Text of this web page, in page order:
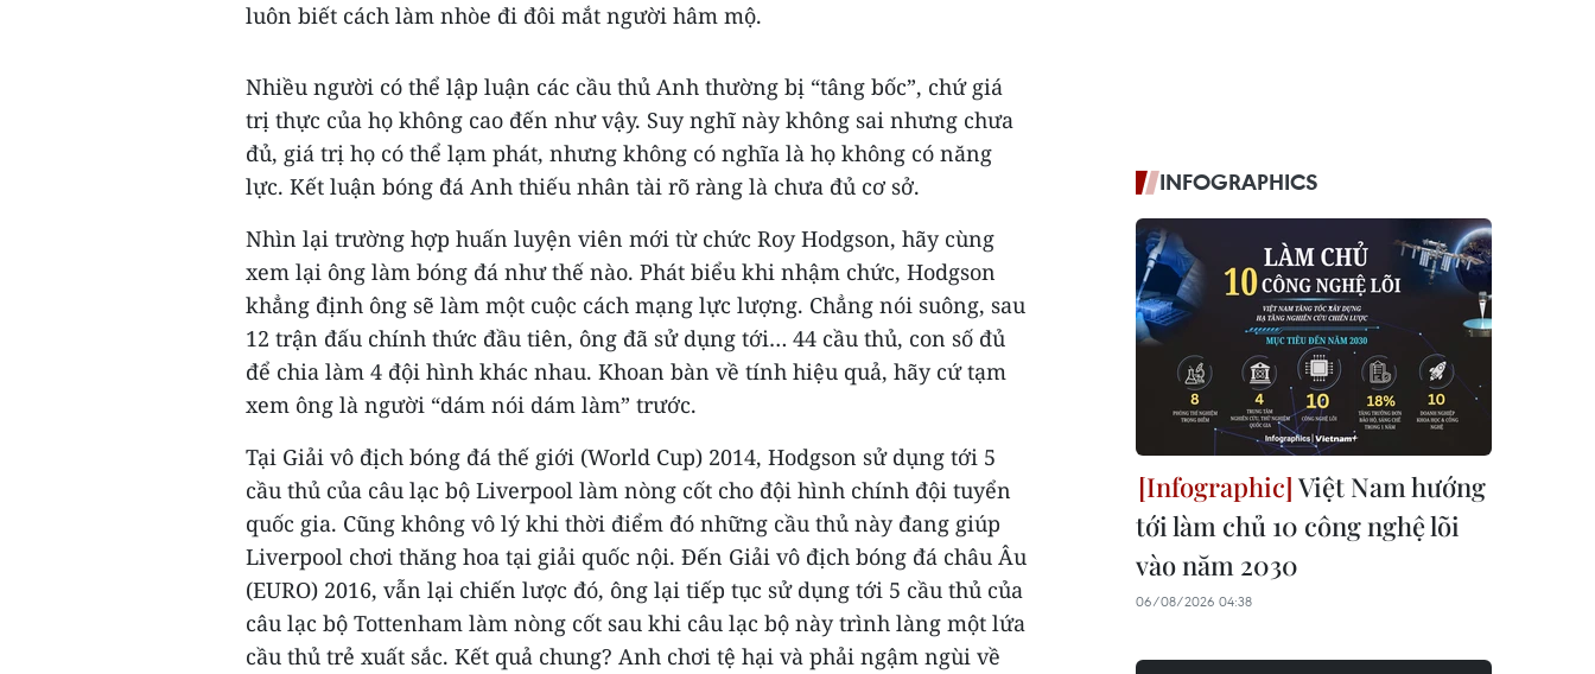
luôn biết cách làm nhòe đi đôi mắt người hâm mộ.
Nhiều người có thể lập luận các cầu thủ Anh thường bị “tâng bốc”, chứ giá
trị thực của họ không cao đến như vậy. Suy nghĩ này không sai nhưng chưa
đủ, giá trị họ có thể lạm phát, nhưng không có nghĩa là họ không có năng
lực. Kết luận bóng đá Anh thiếu nhân tài rõ ràng là chưa đủ cơ sở.
Nhìn lại trường hợp huấn luyện viên mới từ chức Roy Hodgson, hãy cùng
xem lại ông làm bóng đá như thế nào. Phát biểu khi nhậm chức, Hodgson
khẳng định ông sẽ làm một cuộc cách mạng lực lượng. Chẳng nói suông, sau
12 trận đấu chính thức đầu tiên, ông đã sử dụng tới… 44 cầu thủ, con số đủ
để chia làm 4 đội hình khác nhau. Khoan bàn về tính hiệu quả, hãy cứ tạm
xem ông là người “dám nói dám làm” trước.
Tại Giải vô địch bóng đá thế giới (World Cup) 2014, Hodgson sử dụng tới 5
cầu thủ của câu lạc bộ Liverpool làm nòng cốt cho đội hình chính đội tuyển
quốc gia. Cũng không vô lý khi thời điểm đó những cầu thủ này đang giúp
Liverpool chơi thăng hoa tại giải quốc nội. Đến Giải vô địch bóng đá châu Âu
(EURO) 2016, vẫn lại chiến lược đó, ông lại tiếp tục sử dụng tới 5 cầu thủ của
câu lạc bộ Tottenham làm nòng cốt sau khi câu lạc bộ này trình làng một lứa
cầu thủ trẻ xuất sắc. Kết quả chung? Anh chơi tệ hại và phải ngậm ngùi về
INFOGRAPHICS
Việt Nam hướng
tới làm chủ 10 công nghệ lõi
vào năm 2030
06/08/2026 04:38